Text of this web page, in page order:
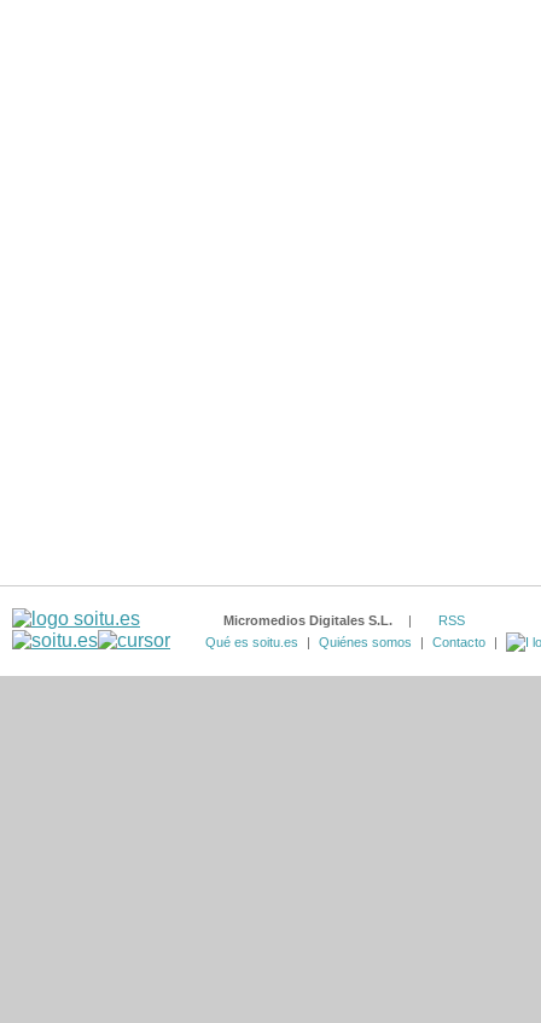
Micromedios Digitales S.L.
RSS
Qué es soitu.es
Quiénes somos Contacto